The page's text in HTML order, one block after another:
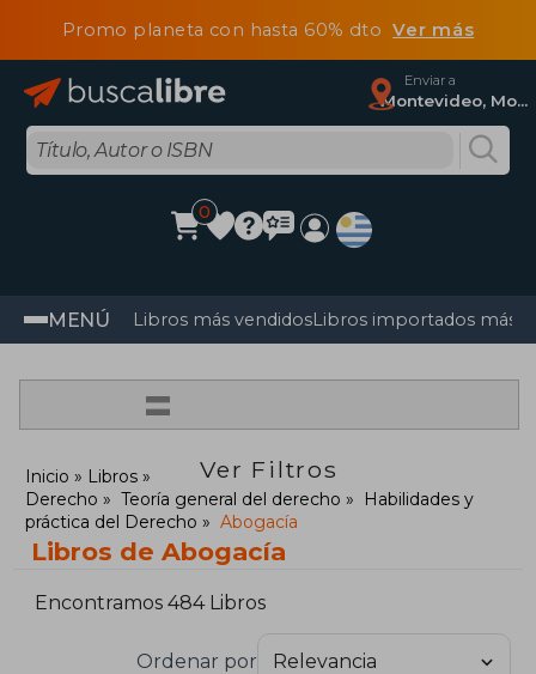
Promo planeta con hasta 60% dtoVer más
Enviar a
Montevideo, Montevideo
0
MENÚ Libros más vendidosLibros importados más
=
Ver Filtros
Inicio
Libros
Derecho
Teoría general del derecho
Habilidades y
práctica del Derecho
Abogacía
Libros de Abogacía
Encontramos 484 Libros
Ordenar por